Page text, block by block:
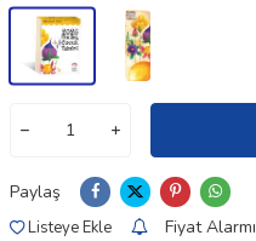
Paylaş
Listeye Ekle Fiyat Alarmı